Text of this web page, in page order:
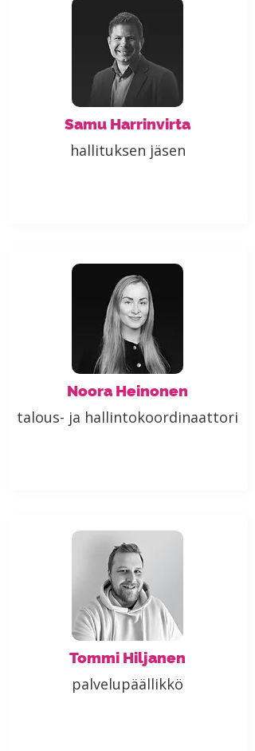
Samu Harrinvirta
hallituksen jäsen
Noora Heinonen
talous- ja hallintokoordinaattori
Tommi Hiljanen
palvelupäällikkö